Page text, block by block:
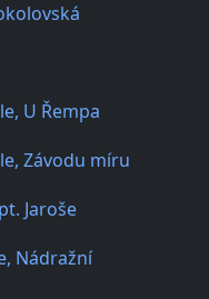
U Řempa
Závodu míru
Jaroše
Nádražní